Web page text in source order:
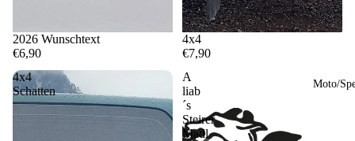
Moto/
2026 Wunschtext
€6,90
4x4
€7,90
4x4
Schatten
A
liab
´s
Steirer
Madl